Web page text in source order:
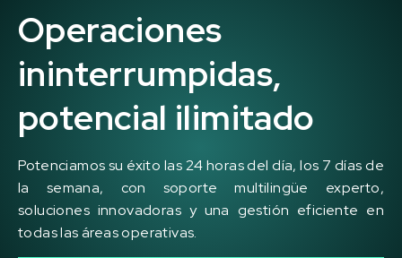
Operaciones
ininterrumpidas,
potencial ilimitado
Potenciamos su éxito las 24 horas del día, los 7 días de
la semana, con soporte multilingüe experto,
soluciones innovadoras y una gestión eficiente en
todas las áreas operativas.